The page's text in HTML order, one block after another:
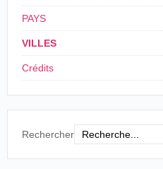
PAYS
VILLES
Crédits
Rechercher